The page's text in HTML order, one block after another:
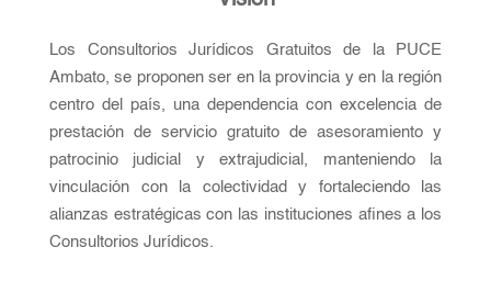
Los Consultorios Jurídicos Gratuitos de la PUCE
Ambato, se proponen ser en la provincia y en la región
centro del país, una dependencia con excelencia de
prestación de servicio gratuito de asesoramiento y
patrocinio judicial y extrajudicial, manteniendo la
vinculación con la colectividad y fortaleciendo las
alianzas estratégicas con las instituciones afines a los
Consultorios Jurídicos.